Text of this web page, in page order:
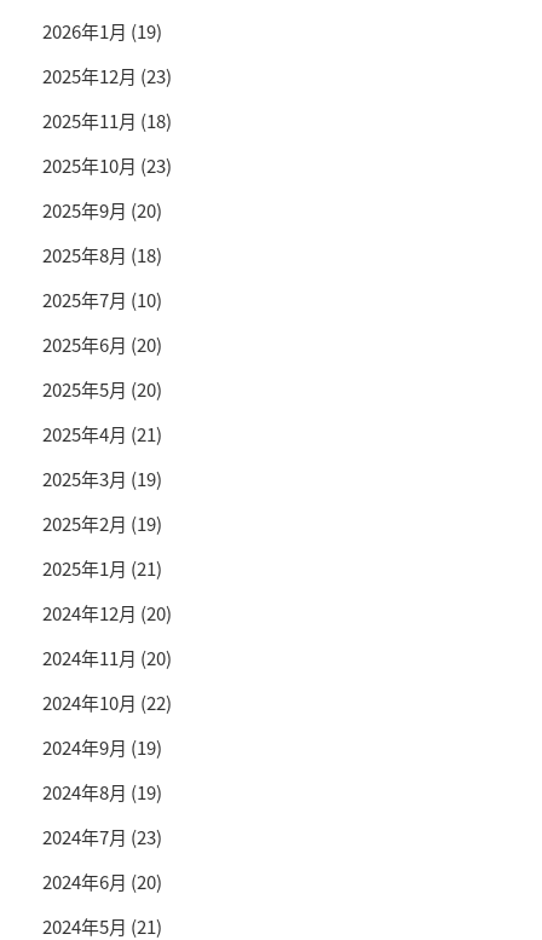
2026年1月 (19)
2025年12月 (23)
2025年11月 (18)
2025年10月 (23)
2025年9月 (20)
2025年8月 (18)
2025年7月 (10)
2025年6月 (20)
2025年5月 (20)
2025年4月 (21)
2025年3月 (19)
2025年2月 (19)
2025年1月 (21)
2024年12月 (20)
2024年11月 (20)
2024年10月 (22)
2024年9月 (19)
2024年8月 (19)
2024年7月 (23)
2024年6月 (20)
2024年5月 (21)